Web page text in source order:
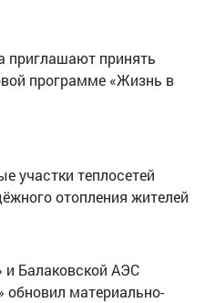
приглашают принять
программе «Жизнь в
участки теплосетей
отопления жителей
и Балаковской АЭС
обновил материально-